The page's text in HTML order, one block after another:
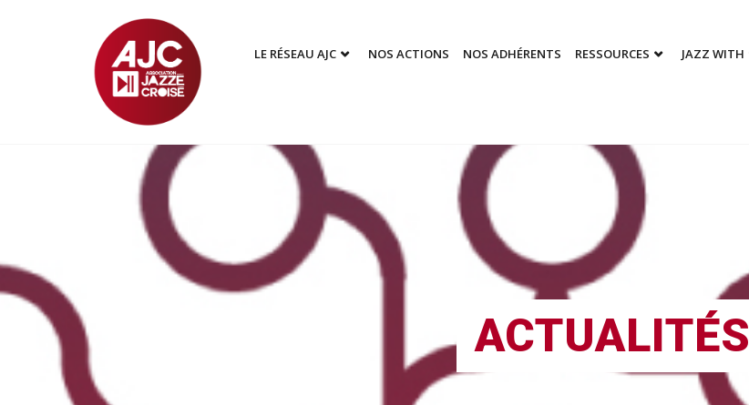
LE RÉSEAU AJC NOS ACTIONS NOS ADHÉRENTS RESSOURCES JAZZ WITH
ACTUALITÉS